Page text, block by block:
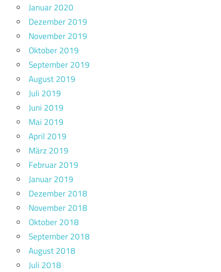
Januar 2020
Dezember 2019
November 2019
Oktober 2019
September 2019
August 2019
Juli 2019
Juni 2019
Mai 2019
April 2019
März 2019
Februar 2019
Januar 2019
Dezember 2018
November 2018
Oktober 2018
September 2018
August 2018
Juli 2018